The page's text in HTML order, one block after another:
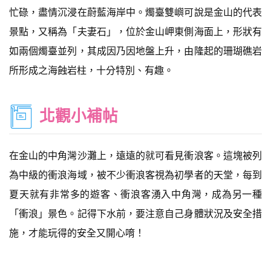
忙碌，盡情沉浸在蔚藍海岸中。燭臺雙嶼可說是金山的代表
景點，又稱為「夫妻石」，位於金山岬東側海面上，形狀有
如兩個燭臺並列，其成因乃因地盤上升，由隆起的珊瑚礁岩
所形成之海蝕岩柱，十分特別、有趣。
北觀小補帖
在金山的中角灣沙灘上，遠遠的就可看見衝浪客。這塊被列
為中級的衝浪海域，被不少衝浪客視為初學者的天堂，每到
夏天就有非常多的遊客、衝浪客湧入中角灣，成為另一種
「衝浪」景色。記得下水前，要注意自己身體狀況及安全措
施，才能玩得的安全又開心唷！